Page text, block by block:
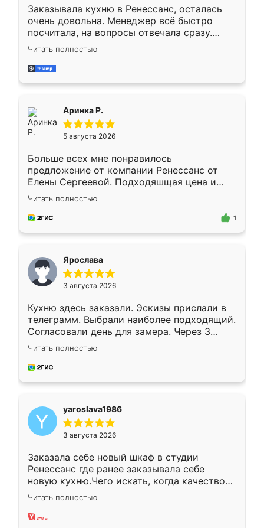
Заказывала кухню в Ренессанс, осталась
очень довольна. Менеджер всё быстро
посчитала, на вопросы отвечала сразу.
Замерщик приехал в субботу, подошёл к
делу со всей ответственностью. Собрали
за день, ребята работали аккуратно, даже
Читать полностью
Аринка Р.
5 августа 2026
Больше всех мне понравилось
предложение от компании Ренессанс от
Елены Сергеевой. Подходяшщая цена и
короткие сроки изготовления. Приехавший
для замера сотрудник Владислав
предложил по моему эскизу самый
Читать полностью
1
Ярослава
3 августа 2026
Кухню здесь заказали. Эскизы прислали в
телеграмм. Выбрали наиболее подходящий.
Согласовали день для замера. Через 3
недели кухня была уже готова. Остались
довольны работой. Спасибо Ренессанс
мебель за качественную работу!
Читать полностью
yaroslava1986
3 августа 2026
Заказала себе новый шкаф в студии
Ренессанс где ранее заказывала себе
новую кухню.Чего искать, когда качеством
вполне довольна. Служит кухня уже почти
два года, нареканий нет.
Читать полностью